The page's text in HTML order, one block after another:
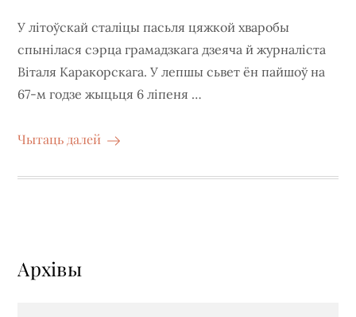
У літоўскай сталіцы пасьля цяжкой хваробы
спынілася сэрца грамадзкага дзеяча й журналіста
Віталя Каракорскага. У лепшы сьвет ён пайшоў на
67-м годзе жыцьця 6 ліпеня …
Чытаць далей
Архiвы